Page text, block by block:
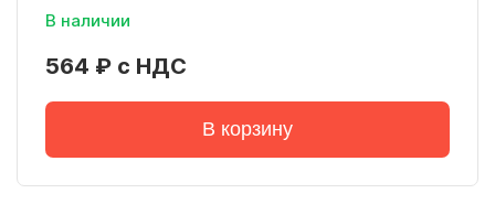
В наличии
564 ₽ с НДС
В корзину